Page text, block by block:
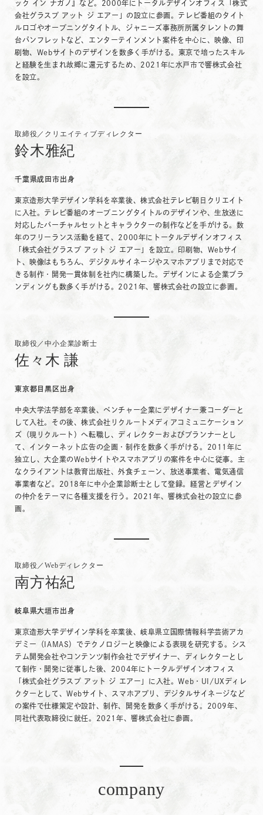
ック イン ナガノ』など。2000年にトータルデザインオフィス「株式
会社グラスプ アット ジ エアー」の設立に参画。テレビ番組のタイト
ルロゴやオープニングタイトル、ジャニーズ事務所所属タレントの舞
台パンフレットなど、エンターテインメント案件を中心に、映像、印
刷物、Webサイトのデザインを数多く手がける。東京で培ったスキル
と経験を生まれ故郷に還元するため、2021年に水戸市で響株式会社
を設立。
取締役／クリエイティブディレクター
鈴木雅紀
千葉県成田市出身
東京造形大学デザイン学科を卒業後、株式会社テレビ朝日クリエイト
に入社。テレビ番組のオープニングタイトルのデザインや、生放送に
対応したバーチャルセットとキャラクターの制作などを手がける。数
年のフリーランス活動を経て、2000年にトータルデザインオフィス
「株式会社グラスプ アット ジ エアー」を設立。印刷物、Webサイ
ト、映像はもちろん、デジタルサイネージやスマホアプリまで対応で
きる制作・開発一貫体制を社内に構築した。デザインによる企業ブラ
ンディングも数多く手がける。2021年、響株式会社の設立に参画。
取締役／中小企業診断士
佐々木 謙
東京都目黒区出身
中央大学法学部を卒業後、ベンチャー企業にデザイナー兼コーダーと
して入社。その後、株式会社リクルートメディアコミュニケーション
ズ（現リクルート）へ転職し、ディレクターおよびプランナーとし
て、インターネット広告の企画・制作を数多く手がける。2011年に
独立し、大企業のWebサイトやスマホアプリの案件を中心に従事。主
なクライアントは教育出版社、外食チェーン、放送事業者、電気通信
事業者など。2018年に中小企業診断士として登録。経営とデザイン
の仲介をテーマに各種支援を行う。2021年、響株式会社の設立に参
画。
取締役／Webディレクター
南方祐紀
岐阜県大垣市出身
東京造形大学デザイン学科を卒業後、岐阜県立国際情報科学芸術アカ
デミー（IAMAS）でテクノロジーと映像による表現を研究する。シス
テム開発会社やコンテンツ制作会社でデザイナー、ディレクターとし
て制作・開発に従事した後、2004年にトータルデザインオフィス
「株式会社グラスプ アット ジ エアー」に入社。Web・UI/UXディレ
クターとして、Webサイト、スマホアプリ、デジタルサイネージなど
の案件で仕様策定や設計、制作、開発を数多く手がける。2009年、
同社代表取締役に就任。2021年、響株式会社に参画。
company